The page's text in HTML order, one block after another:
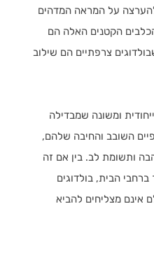
על המראה המדהים
הקטנים האלה הם
צרפתיים הם שילוב
ומשונה שמבדילה
השובב והחיבה שלהם,
ותשומת לב. בין אם זה
הבית, בולדוגים
אינם מצליחים להביא